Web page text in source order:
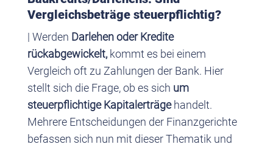
Vergleichsbeträge steuerpflichtig?
| Werden Darlehen oder Kredite
rückabgewickelt,kommt es bei einem
Vergleich oft zu Zahlungen der Bank. Hier
stellt sich die Frage, ob es sich um
steuerpflichtige Kapitalerträgehandelt.
Mehrere Entscheidungen der Finanzgerichte
befassen sich nun mit dieser Thematik und